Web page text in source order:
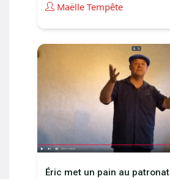
Maëlle Tempête
Éric met un pain au patronat